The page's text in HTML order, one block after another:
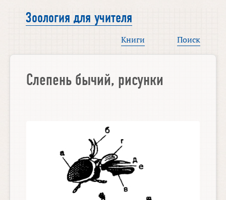
Зоология для учителя
Книги Поиск
Слепень бычий, рисунки